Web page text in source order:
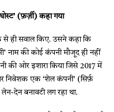
(फ़र्ज़ी) कहा गया
से ही सवाल किए. उसने कहा कि
नाम की कोई कंपनी मौजूद ही नहीं
की ओर इशारा किया जिसे 2017 में
निवेशक एक ‘शेल कंपनी’ (सिर्फ़
देन बनावटी लग रहा था.